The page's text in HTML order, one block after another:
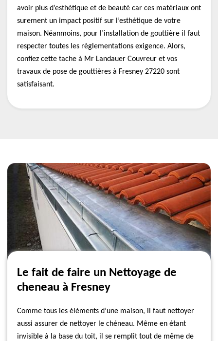
avoir plus d’esthétique et de beauté car ces matériaux ont
surement un impact positif sur l’esthétique de votre
maison. Néanmoins, pour l’installation de gouttière il faut
respecter toutes les règlementations exigence. Alors,
confiez cette tache à Mr Landauer Couvreur et vos
travaux de pose de gouttières à Fresney 27220 sont
satisfaisant.
Le fait de faire un Nettoyage de
cheneau à Fresney
Comme tous les éléments d’une maison, il faut nettoyer
aussi assurer de nettoyer le chéneau. Même en étant
invisible à la base du toit, il se remplit tout de même de